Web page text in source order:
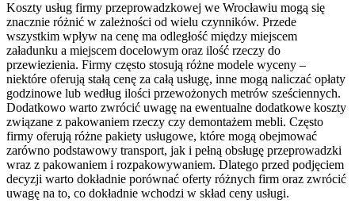
Koszty usług firmy przeprowadzkowej we Wrocławiu mogą się
znacznie różnić w zależności od wielu czynników. Przede
wszystkim wpływ na cenę ma odległość między miejscem
załadunku a miejscem docelowym oraz ilość rzeczy do
przewiezienia. Firmy często stosują różne modele wyceny –
niektóre oferują stałą cenę za całą usługę, inne mogą naliczać opłaty
godzinowe lub według ilości przewożonych metrów sześciennych.
Dodatkowo warto zwrócić uwagę na ewentualne dodatkowe koszty
związane z pakowaniem rzeczy czy demontażem mebli. Często
firmy oferują różne pakiety usługowe, które mogą obejmować
zarówno podstawowy transport, jak i pełną obsługę przeprowadzki
wraz z pakowaniem i rozpakowywaniem. Dlatego przed podjęciem
decyzji warto dokładnie porównać oferty różnych firm oraz zwrócić
uwagę na to, co dokładnie wchodzi w skład ceny usługi.